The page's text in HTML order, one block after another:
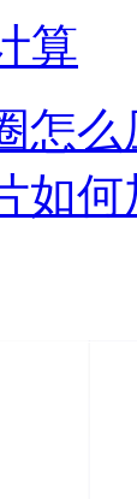
算
怎么
如何